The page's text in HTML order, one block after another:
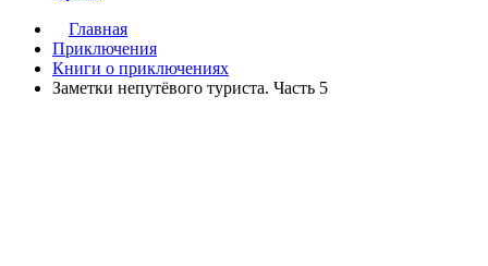
Главная
Приключения
Книги о приключениях
Заметки непутёвого туриста. Часть 5